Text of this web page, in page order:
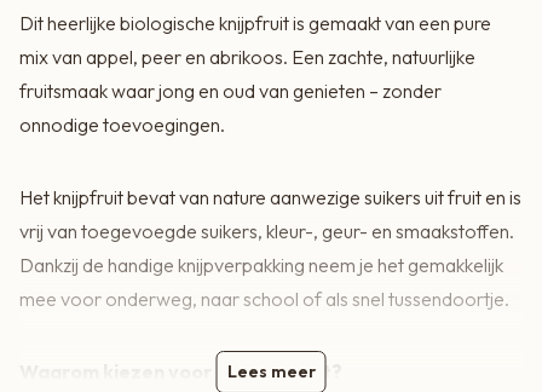
? Lang houdbaar buiten de koeling
? Puur, zacht en natuurlijk van smaak
Dit heerlijke biologische knijpfruit is gemaakt van een pure
mix van appel, peer en abrikoos. Een zachte, natuurlijke
fruitsmaak waar jong en oud van genieten – zonder
onnodige toevoegingen.
Het knijpfruit bevat van nature aanwezige suikers uit fruit en is
vrij van toegevoegde suikers, kleur-, geur- en smaakstoffen.
Dankzij de handige knijpverpakking neem je het gemakkelijk
mee voor onderweg, naar school of als snel tussendoortje.
Waarom kiezen voor dit knijpfruit?
Lees meer